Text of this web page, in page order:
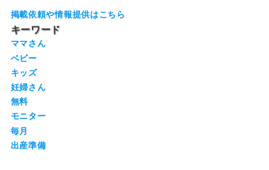
掲載依頼や情報提供はこちら
キーワード
ママさん
ベビー
キッズ
妊婦さん
無料
モニター
毎月
出産準備